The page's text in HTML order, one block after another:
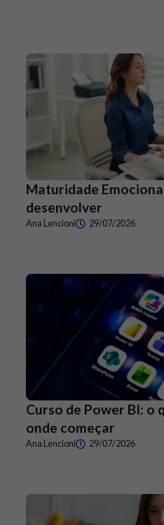
Maturidade
desenvolver
Ana Lencioni 29/07/2026
Curso de Power BI: o
onde começar
Ana Lencioni 29/07/2026